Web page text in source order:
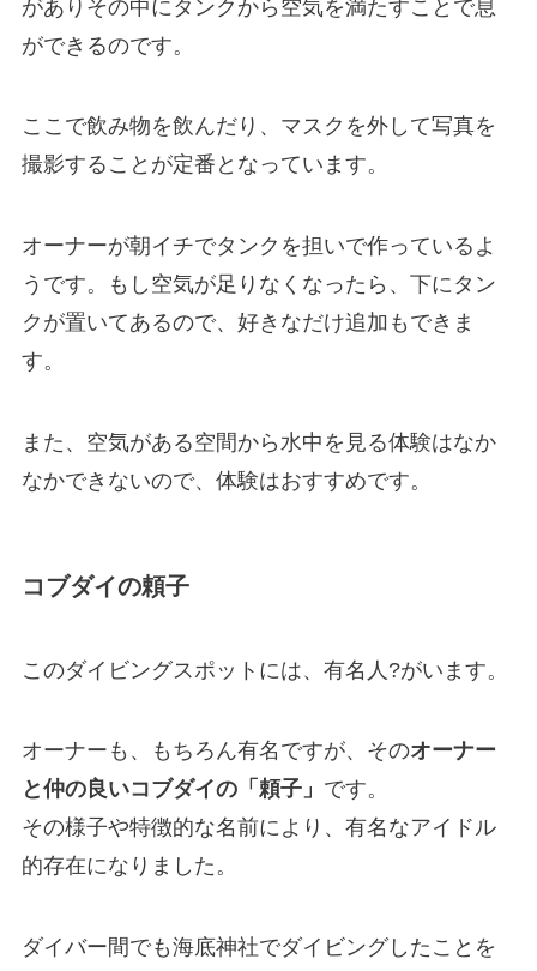
がありその中にタンクから空気を満たすことで息
ができるのです。
ここで飲み物を飲んだり、マスクを外して写真を
撮影することが定番となっています。
オーナーが朝イチでタンクを担いで作っているよ
うです。もし空気が足りなくなったら、下にタン
クが置いてあるので、好きなだけ追加もできま
す。
また、空気がある空間から水中を見る体験はなか
なかできないので、体験はおすすめです。
コブダイの頼子
このダイビングスポットには、有名人?がいます。
オーナーも、もちろん有名ですが、そのオーナー
と仲の良いコブダイの「頼子」 です。
その様子や特徴的な名前により、有名なアイドル
的存在になりました。
ダイバー間でも海底神社でダイビングしたことを